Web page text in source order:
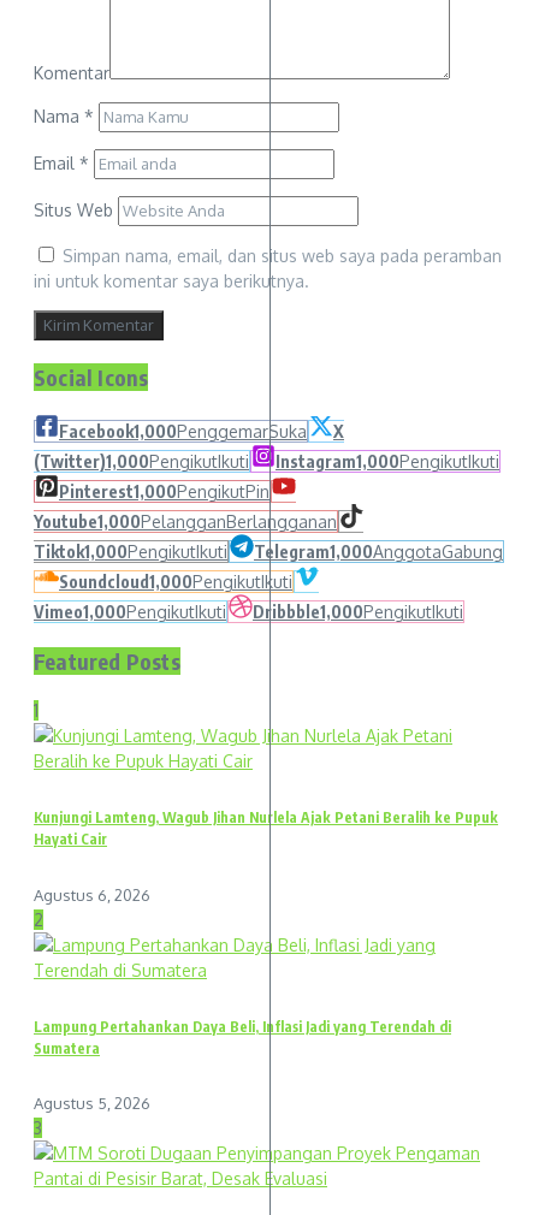
Komentar
Nama *
Email *
Situs Web
Simpan nama, email, dan situs web saya pada peramban
ini untuk komentar saya berikutnya.
Social Icons
Facebook1,000PenggemarSuka
X
(Twitter)1,000PengikutIkuti Instagram1,000PengikutIkuti
Pinterest1,000PengikutPin
Youtube1,000PelangganBerlangganan
Tiktok1,000PengikutIkuti Telegram1,000AnggotaGabung
Soundcloud1,000PengikutIkuti
Vimeo1,000PengikutIkuti Dribbble1,000PengikutIkuti
Featured Posts
1
Kunjungi Lamteng, Wagub Jihan Nurlela Ajak Petani Beralih ke Pupuk
Hayati Cair
Agustus 6, 2026
2
Lampung Pertahankan Daya Beli, Inflasi Jadi yang Terendah di
Sumatera
Agustus 5, 2026
3